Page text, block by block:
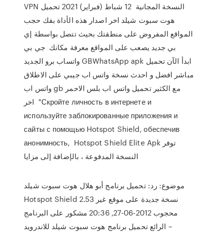
VPN النسخة المجانية 12 شباط (فبراير) 2021 تحميل
هوت سبوت شيلد اخر اصدار هذه الأداة بفك حجب
المواقع المفروض على منطقتك بحيث تتصل بواسطة إي
بي جديد يصعب على المواقع معرفة مكانك جي بي
واتساب برو الجديد GBWhatsApp apk ابدأ الآن تحميل
مباشر افضل و احدث نسخة واتس اب جيبي على الاطلاق
واتس اب gb مع الكثير تحميل واتس اب بلس الاحمر
اخر "Скройте личность в интернете и
используйте заблокированные приложения и
сайты с помощью Hotspot Shield, обеспечив
анонимность, Hotspot Shield Elite Apk توفر
موضوع: رد: تحميل برنامج أبو هلال هوت سبوت شيلد
Hotspot Shield 2.53 نسخة جديدة على موقع غير
محجوب 2012-06-27, 20:36 مشكور على البرنامج
الرائع تحميل برنامج هوت سبوت شيلد للاندرويد –